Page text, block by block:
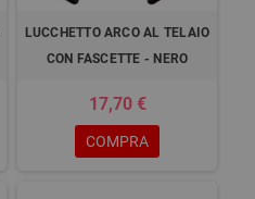
LUCCHETTO ARCO AL TELAIO
CON FASCETTE - NERO
17,70 €
COMPRA